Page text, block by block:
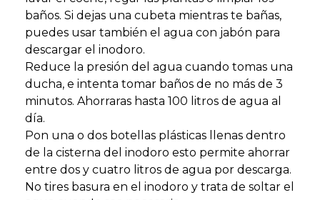
baños. Si dejas una cubeta mientras te bañas,
puedes usar también el agua con jabón para
descargar el inodoro.
Reduce la presión del agua cuando tomas una
ducha, e intenta tomar baños de no más de 3
minutos. Ahorraras hasta 100 litros de agua al
día.
Pon una o dos botellas plásticas llenas dentro
de la cisterna del inodoro esto permite ahorrar
entre dos y cuatro litros de agua por descarga.
No tires basura en el inodoro y trata de soltar el